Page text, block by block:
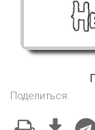
Поделиться: